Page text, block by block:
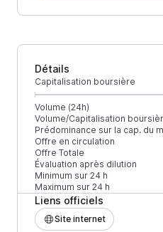
Détails
Capitalisation boursière
Volume (24h)
Volume/Capitalisation
Prédominance sur la cap. du
Offre en circulation
Offre Totale
Évaluation après dilution
Minimum sur 24 h
Maximum sur 24 h
Liens officiels
Site internet